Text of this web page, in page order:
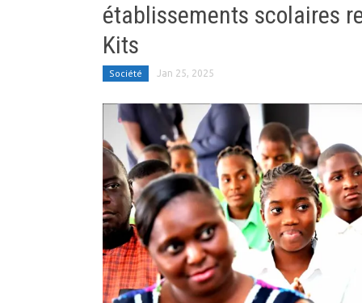
établissements scolaires
Kits
Société Jan 25, 2025